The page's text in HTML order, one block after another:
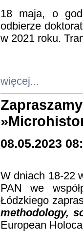
18 maja, o
odbierze
w 2021 roku.
więcej...
08.05.2023
W dniach 18-22
PAN we
Łódzkiego
methodology,
European